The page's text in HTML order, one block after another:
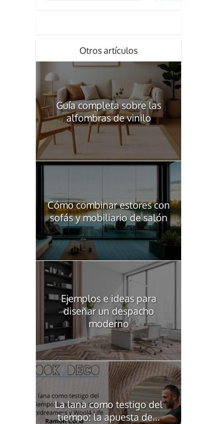
Otros artículos
Guía completa sobre las
alfombras de vinilo
Cómo combinar estores con
sofás y mobiliario de salón
Ejemplos e ideas para
diseñar un despacho
moderno
La lana como testigo del
tiempo: la apuesta de...